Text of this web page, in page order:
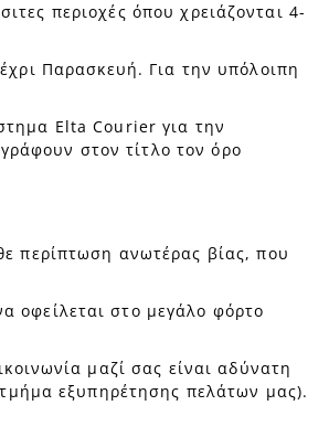
περιοχές όπου χρειάζονται 4-
Παρασκευή. Για την υπόλοιπη
Elta Courier για την
στον τίτλο τον όρο
περίπτωση ανωτέρας βίας, που
οφείλεται στο μεγάλο φόρτο
μαζί σας είναι αδύνατη
εξυπηρέτησης πελάτων μας).